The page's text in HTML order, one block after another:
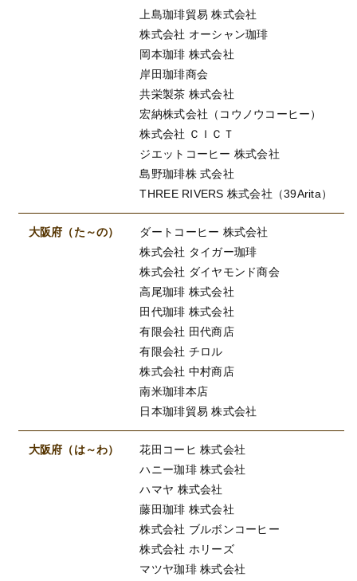
上島珈琲貿易 株式会社
株式会社 オーシャン珈琲
岡本珈琲 株式会社
岸田珈琲商会
共栄製茶 株式会社
宏納株式会社（コウノウコーヒー）
株式会社 ＣＩＣＴ
ジエットコーヒー 株式会社
島野珈琲株 式会社
THREE RIVERS 株式会社（39Arita）
大阪府（た～の）
ダートコーヒー 株式会社
株式会社 タイガー珈琲
株式会社 ダイヤモンド商会
高尾珈琲 株式会社
田代珈琲 株式会社
有限会社 田代商店
有限会社 チロル
株式会社 中村商店
南米珈琲本店
日本珈琲貿易 株式会社
大阪府（は～わ）
花田コーヒ 株式会社
ハニー珈琲 株式会社
ハマヤ 株式会社
藤田珈琲 株式会社
株式会社 ブルボンコーヒー
株式会社 ホリーズ
マツヤ珈琲 株式会社